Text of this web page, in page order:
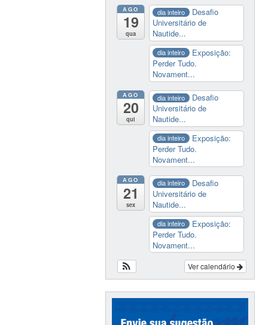
AGO
19
qua
dia inteiro
Desafio
Universitário de
Nautide...
dia inteiro
Exposição:
Perder Tudo.
Novament...
AGO
20
qui
dia inteiro
Desafio
Universitário de
Nautide...
dia inteiro
Exposição:
Perder Tudo.
Novament...
AGO
21
sex
dia inteiro
Desafio
Universitário de
Nautide...
dia inteiro
Exposição:
Perder Tudo.
Novament...
Ver calendário